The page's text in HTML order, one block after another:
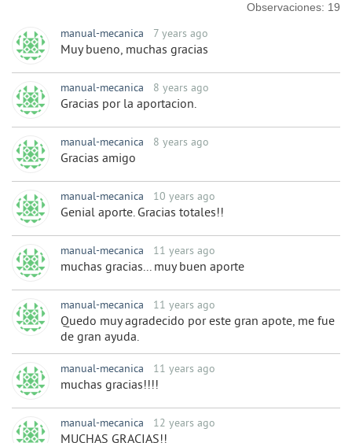
Observaciones: 19
manual-mecanica 7 years ago
Muy bueno, muchas gracias
manual-mecanica 8 years ago
Gracias por la aportacion.
manual-mecanica 8 years ago
Gracias amigo
manual-mecanica 10 years ago
Genial aporte. Gracias totales!!
manual-mecanica 11 years ago
muchas gracias... muy buen aporte
manual-mecanica 11 years ago
Quedo muy agradecido por este gran apote, me fue
de gran ayuda.
manual-mecanica 11 years ago
muchas gracias!!!!
manual-mecanica 12 years ago